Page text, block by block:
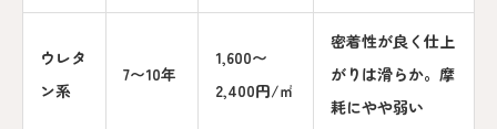
ウレタ
ン系
7〜10年
1,600〜
2,400円/㎡
密着性が良く仕上
がりは滑らか。摩
耗にやや弱い